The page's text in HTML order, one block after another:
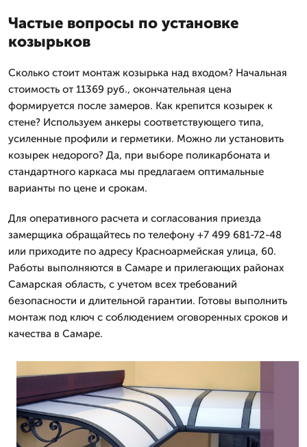
Частые вопросы по установке
козырьков
Сколько стоит монтаж козырька над входом? Начальная
стоимость от 11369 руб., окончательная цена
формируется после замеров. Как крепится козырек к
стене? Используем анкеры соответствующего типа,
усиленные профили и герметики. Можно ли установить
козырек недорого? Да, при выборе поликарбоната и
стандартного каркаса мы предлагаем оптимальные
варианты по цене и срокам.
Для оперативного расчета и согласования приезда
замерщика обращайтесь по телефону +7 499 681-72-48
или приходите по адресу Красноармейская улица, 60.
Работы выполняются в Самаре и прилегающих районах
Самарская область, с учетом всех требований
безопасности и длительной гарантии. Готовы выполнить
монтаж под ключ с соблюдением оговоренных сроков и
качества в Самаре.